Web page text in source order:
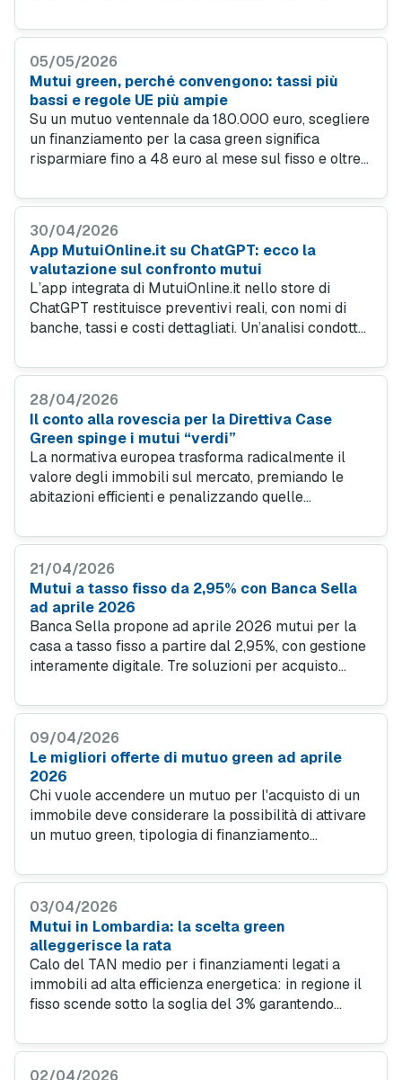
la rottamazione del vecchio mutuo presso una
05/05/2026
Mutui green, perché convengono: tassi più
bassi e regole UE più ampie
Su un mutuo ventennale da 180.000 euro, scegliere
un finanziamento per la casa green significa
risparmiare fino a 48 euro al mese sul fisso e oltre
variabile scendono sotto il 2 per cento di TAN.
30/04/2026
App MutuiOnline.it su ChatGPT: ecco la
valutazione sul confronto mutui
L’app integrata di MutuiOnline.it nello store di
ChatGPT restituisce preventivi reali, con nomi di
banche, tassi e costi dettagliati. Un’analisi condotta
punteggio più alto nella categoria delle app
28/04/2026
Il conto alla rovescia per la Direttiva Case
Green spinge i mutui “verdi”
La normativa europea trasforma radicalmente il
valore degli immobili sul mercato, premiando le
abitazioni efficienti e penalizzando quelle
evidenziano le possibilità di risparmio per chi
21/04/2026
Mutui a tasso fisso da 2,95% con Banca Sella
ad aprile 2026
Banca Sella propone ad aprile 2026 mutui per la
casa a tasso fisso a partire dal 2,95%, con gestione
interamente digitale. Tre soluzioni per acquisto
con rate stabili e spese contenute fino al 30 giugno
09/04/2026
Le migliori offerte di mutuo green ad aprile
2026
Chi vuole accendere un mutuo per l'acquisto di un
immobile deve considerare la possibilità di attivare
un mutuo green, tipologia di finanziamento
immobili che rispondono a specifici requisiti e
ambientale. Vediamo da vicino le migliori offerte
per il mese di aprile 2026.
03/04/2026
Mutui in Lombardia: la scelta green
alleggerisce la rata
Calo del TAN medio per i finanziamenti legati a
immobili ad alta efficienza energetica: in regione il
fisso scende sotto la soglia del 3% garantendo
Milano segna il record per gli importi richiesti oltre
02/04/2026